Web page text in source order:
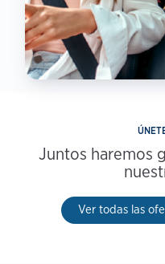
Juntos haremos
Ver todas las